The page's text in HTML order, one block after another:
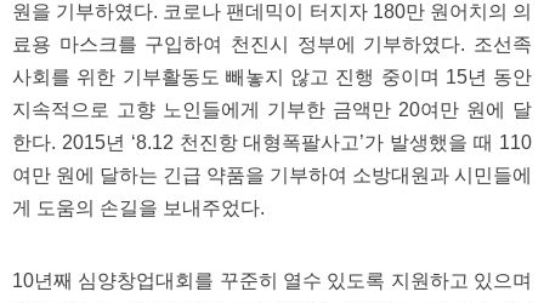
원을 기부하였다. 코로나 팬데믹이 터지자 180만 원어치의 의
료용 마스크를 구입하여 천진시 정부에 기부하였다. 조선족
사회를 위한 기부활동도 빼놓지 않고 진행 중이며 15년 동안
지속적으로 고향 노인들에게 기부한 금액만 20여만 원에 달
한다. 2015년 ‘8.12 천진항 대형폭팔사고’가 발생했을 때 110
여만 원에 달하는 긴급 약품을 기부하여 소방대원과 시민들에
게 도움의 손길을 보내주었다.
10년째 심양창업대회를 꾸준히 열수 있도록 지원하고 있으며